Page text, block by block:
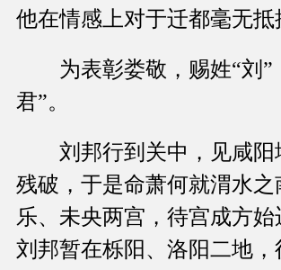
他在情感上对于迁都毫无抵
为表彰娄敬，赐姓“刘”
君”。
刘邦行到关中，见咸阳
残破，于是命萧何就渭水之
乐、未央两宫，待宫成方
刘邦暂在栎阳、洛阳二地，